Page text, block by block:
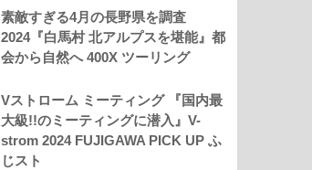
素敵すぎる4月の長野県を調査
2024『白馬村 北アルプスを堪能』都
会から自然へ 400X ツーリング
Vストローム ミーティング 『国内最
大級!!のミーティングに潜入』V-
strom 2024 FUJIGAWA PICK UP ふ
じスト